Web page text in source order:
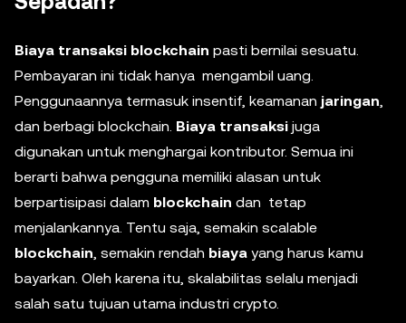
Biaya transaksi blockchain pasti bernilai sesuatu.
Pembayaran ini tidak hanya mengambil uang.
Penggunaannya termasuk insentif, keamanan jaringan,
dan berbagi blockchain. Biaya transaksi juga
digunakan untuk menghargai kontributor. Semua ini
berarti bahwa pengguna memiliki alasan untuk
berpartisipasi dalam blockchain dan tetap
menjalankannya. Tentu saja, semakin scalable
blockchain, semakin rendah biaya yang harus kamu
bayarkan. Oleh karena itu, skalabilitas selalu menjadi
salah satu tujuan utama industri crypto.